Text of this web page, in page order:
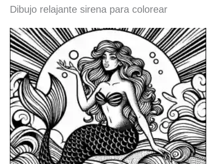
Dibujo relajante sirena para colorear